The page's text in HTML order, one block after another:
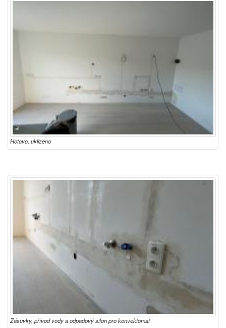
Hotovo, uklizeno
Zásuvky, přívod vody a odpadový sifon pro konvektomat